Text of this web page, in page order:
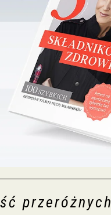
przeróżnych